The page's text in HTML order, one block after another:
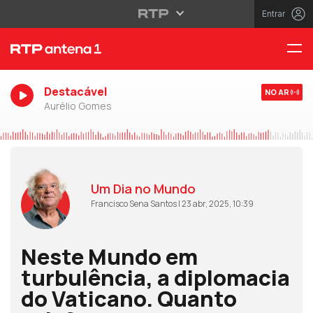
Entrar
Destacável
Aurélio Gomes
NO AR
Um Dia no Mundo
Francisco Sena Santos | 23 abr, 2025, 10:39
Neste Mundo em
turbulência, a diplomacia
do Vaticano. Quanto